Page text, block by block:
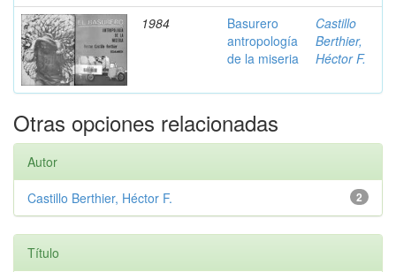
1984
Basurero
antropología
de la miseria
Castillo
Berthier,
Héctor F.
Otras opciones relacionadas
Autor
2
Castillo Berthier, Héctor F.
Título